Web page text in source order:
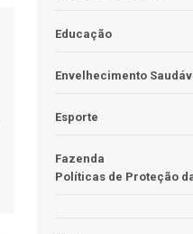
Educação
Envelhecimento
Esporte
Fazenda
Políticas de Proteção